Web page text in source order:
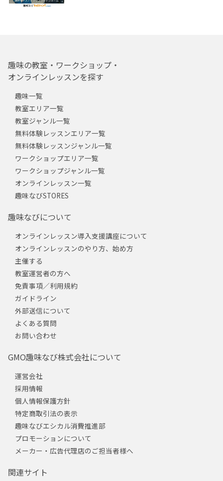
趣味の教室・ワークショップ・
オンラインレッスンを探す
趣味一覧
教室エリア一覧
教室ジャンル一覧
無料体験レッスンエリア一覧
無料体験レッスンジャンル一覧
ワークショップエリア一覧
ワークショップジャンル一覧
オンラインレッスン一覧
趣味なびSTORES
趣味なびについて
オンラインレッスン導入支援講座について
オンラインレッスンのやり方、始め方
主催する
教室運営者の方へ
免責事項／利用規約
ガイドライン
外部送信について
よくある質問
お問い合わせ
GMO趣味なび株式会社について
運営会社
採用情報
個人情報保護方針
特定商取引法の表示
趣味なびエシカル消費推進部
プロモーションについて
メーカー・広告代理店のご担当者様へ
関連サイト